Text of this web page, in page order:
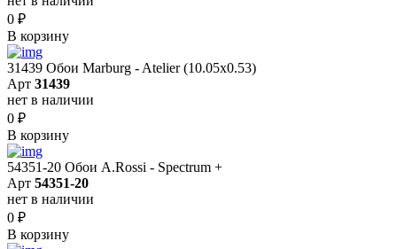
0 ₽
В корзину
31439 Обои Marburg - Atelier (10.05х0.53)
Арт 31439
нет в наличии
0 ₽
В корзину
54351-20 Обои A.Rossi - Spectrum +
Арт 54351-20
нет в наличии
0 ₽
В корзину